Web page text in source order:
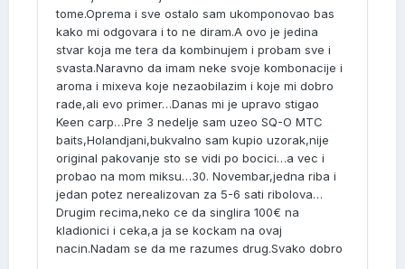
tome.Oprema i sve ostalo sam ukomponovao bas
kako mi odgovara i to ne diram.A ovo je jedina
stvar koja me tera da kombinujem i probam sve i
svasta.Naravno da imam neke svoje kombonacije i
aroma i mixeva koje nezaobilazim i koje mi dobro
rade,ali evo primer…Danas mi je upravo stigao
Keen carp…Pre 3 nedelje sam uzeo SQ-O MTC
baits,Holandjani,bukvalno sam kupio uzorak,nije
original pakovanje sto se vidi po bocici…a vec i
probao na mom miksu…30. Novembar,jedna riba i
jedan potez nerealizovan za 5-6 sati ribolova…
Drugim recima,neko ce da singlira 100€ na
kladionici i ceka,a ja se kockam na ovaj
nacin.Nadam se da me razumes drug.Svako dobro